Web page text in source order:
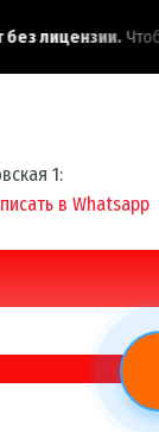
лицензии.
1: